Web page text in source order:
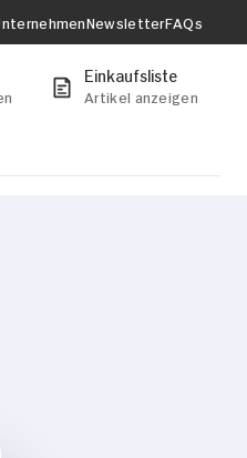
NewsletterFAQs
Einkaufsliste
Artikel anzeigen